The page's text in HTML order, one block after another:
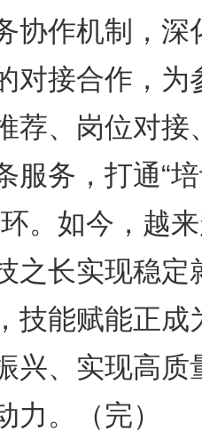
协作机制，深
对接合作，为
荐、岗位对接
服务，打通“
。如今，越
之长实现稳定
技能赋能正成
兴、实现高质
力。（完）